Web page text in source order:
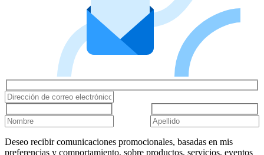
Deseo recibir comunicaciones promocionales, basadas en mis
preferencias y comportamiento, sobre productos, servicios, eventos